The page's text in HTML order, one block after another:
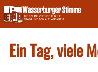
Skip
to
content
Ein Tag, viele